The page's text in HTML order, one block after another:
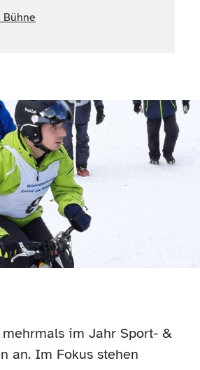
im Jahr Sport- &
an. Im Fokus stehen